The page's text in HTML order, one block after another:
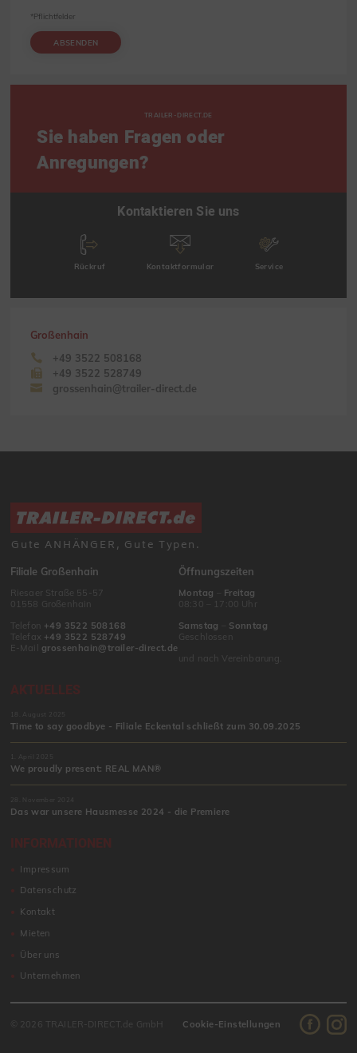
ABSENDEN
*Pflichtfelder
TRAILER-DIRECT.DE
Sie haben Fragen oder
Anregungen?
Kontaktieren Sie uns
Rückruf Kontaktformular Service
Großenhain
+49 3522 508168
+49 3522 528749
grossenhain@trailer-direct.de
Gute ANHÄNGER, Gute Typen.
Filiale Großenhain
Riesaer Straße 55-57
01558 Großenhain
Telefon +49 3522 508168
Telefax +49 3522 528749
E-Mail grossenhain@trailer-direct.de
Öffnungszeiten
Montag
Freitag
08:30 – 17:00 Uhr
Samstag
Sonntag
Geschlossen
und nach Vereinbarung.
AKTUELLES
18. August 2025
Time to say goodbye - Filiale Eckental schließt zum 30.09.2025
1. April 2025
We proudly present: REAL MAN®
28. November 2024
Das war unsere Hausmesse 2024 - die Premiere
INFORMATIONEN
Impressum
Datenschutz
Kontakt
Mieten
Über uns
Unternehmen
© 2026 TRAILER-DIRECT.de GmbH Cookie-Einstellungen